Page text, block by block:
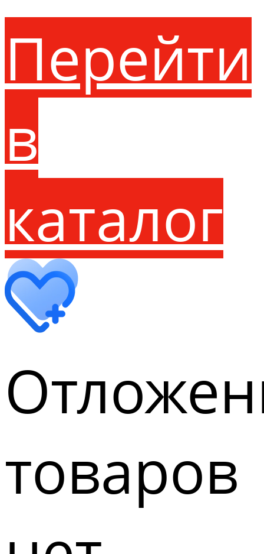
Перейти
в
каталог
товаров